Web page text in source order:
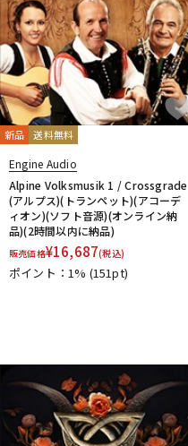
新品 送料無料
Engine Audio
Alpine Volksmusik 1 / Crossgrade
(アルプス)(トランペット)(アコーデ
ィオン)(ソフト音源)(オンライン納
品)(2時間以内に納品)
販売価格¥16,687(税込)
ポイント：1% (151pt)